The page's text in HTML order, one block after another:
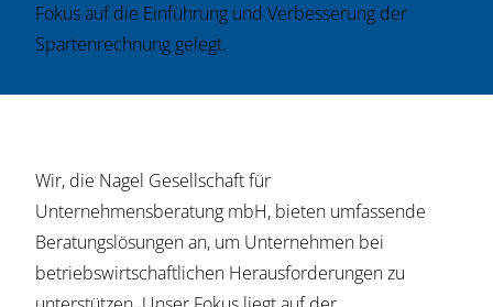
Fokus auf die Einführung und Verbesserung der
Spartenrechnung gelegt.
Wir, die Nagel Gesellschaft für
Unternehmensberatung mbH, bieten umfassende
Beratungslösungen an, um Unternehmen bei
betriebswirtschaftlichen Herausforderungen zu